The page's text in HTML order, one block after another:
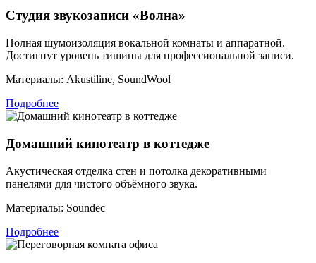
Студия звукозаписи «Волна»
Полная шумоизоляция вокальной комнаты и аппаратной.
Достигнут уровень тишины для профессиональной записи.
Материалы: Akustiline, SoundWool
Подробнее
Домашний кинотеатр в коттедже
Акустическая отделка стен и потолка декоративными
панелями для чистого объёмного звука.
Материалы: Soundec
Подробнее